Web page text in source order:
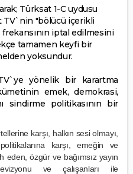
Türksat 1-C uydusu
TV`nin "bölücü içerikli
frekansının iptal edilmesini
tamamen keyfi bir
yoksundur.
yönelik bir karartma
emek, demokrasi,
sindirme politikasının bir
karşı, halkın sesi olmayı,
karşı, emeğin ve
eden, özgür ve bağımsız yayın
ve çalışanları ile